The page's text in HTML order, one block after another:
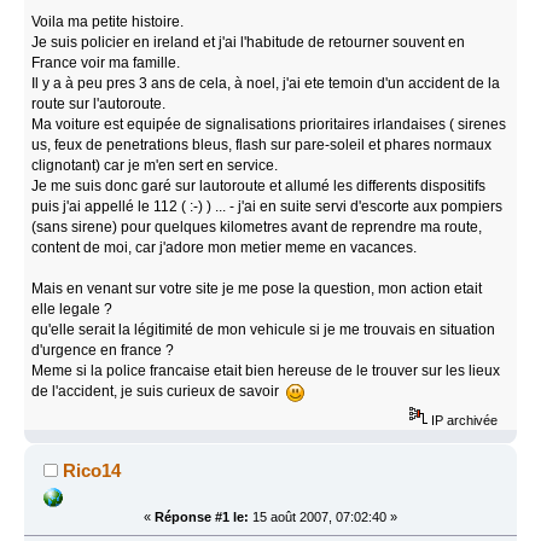
Voila ma petite histoire.
Je suis policier en ireland et j'ai l'habitude de retourner souvent en
France voir ma famille.
Il y a à peu pres 3 ans de cela, à noel, j'ai ete temoin d'un accident de la
route sur l'autoroute.
Ma voiture est equipée de signalisations prioritaires irlandaises ( sirenes
us, feux de penetrations bleus, flash sur pare-soleil et phares normaux
clignotant) car je m'en sert en service.
Je me suis donc garé sur lautoroute et allumé les differents dispositifs
puis j'ai appellé le 112 ( :-) ) ... - j'ai en suite servi d'escorte aux pompiers
(sans sirene) pour quelques kilometres avant de reprendre ma route,
content de moi, car j'adore mon metier meme en vacances.
Mais en venant sur votre site je me pose la question, mon action etait
elle legale ?
qu'elle serait la légitimité de mon vehicule si je me trouvais en situation
d'urgence en france ?
Meme si la police francaise etait bien hereuse de le trouver sur les lieux
de l'accident, je suis curieux de savoir
IP archivée
Rico14
« Réponse #1 le: 15 août 2007, 07:02:40 »